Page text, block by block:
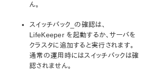
LifeKeeper Single Server
LifeKeeper Single Server
ん。
スイッチバック_の確認は、
LifeKeeper を起動するか、サーバを
クラスタに追加すると実行されます。
通常の運用時にはスイッチバックは確
認されません。